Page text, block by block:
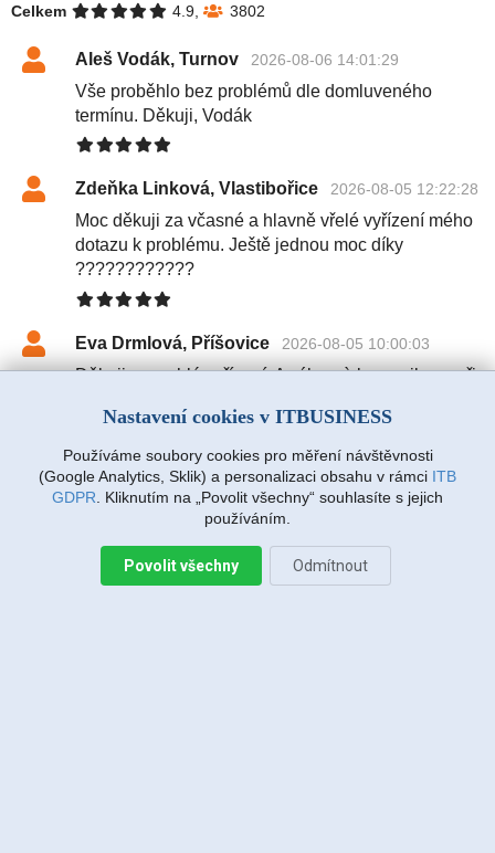
Celkem
4.9, 3802
Aleš Vodák, Turnov 2026-08-06 14:01:29
Vše proběhlo bez problémů dle domluveného
termínu. Děkuji, Vodák
Zdeňka Linková, Vlastibořice 2026-08-05 12:22:28
Moc děkuji za včasné a hlavně vřelé vyřízení mého
dotazu k problému. Ještě jednou moc díky
????????????
Eva Drmlová, Příšovice 2026-08-05 10:00:03
Děkuji za rychlé vyřízení. A výbornà komunikace při
Martin Vanda, Bakov nad Jizerou
2026-08-04 20:33:07
Jiří Sadílek, Liberec 2026-08-03 20:08:43
Nastavení cookies v ITBUSINESS
Používáme soubory cookies pro měření návštěvnosti
(Google Analytics, Sklik) a personalizaci obsahu v rámci ITB
GDPR . Kliknutím na „Povolit všechny“ souhlasíte s jejich
používáním.
Povolit všechny Odmítnout